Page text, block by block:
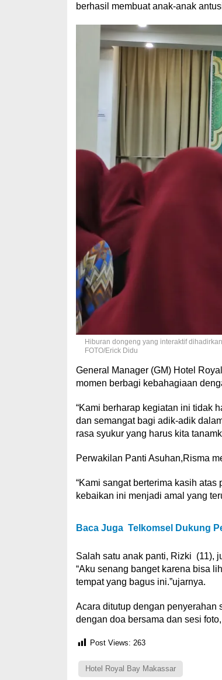
berhasil membuat anak-anak
Hiburan dongeng yang interaktif
FOTO/Erick Didu
General Manager (GM) Hotel
momen berbagi kebahagiaan
“Kami berharap kegiatan ini tidak
dan semangat bagi adik-adik
rasa syukur yang harus kita
Perwakilan Panti Asuhan,Risma
“Kami sangat berterima kasih
kebaikan ini menjadi amal yang
Baca Juga Telkomsel Dukung
Salah satu anak panti, Rizki (11),
“Aku senang banget karena bisa
tempat yang bagus ini.”ujarnya.
Acara ditutup dengan penyerahan
dengan doa bersama dan sesi
Post Views: 263
Hotel Royal Bay Makassar